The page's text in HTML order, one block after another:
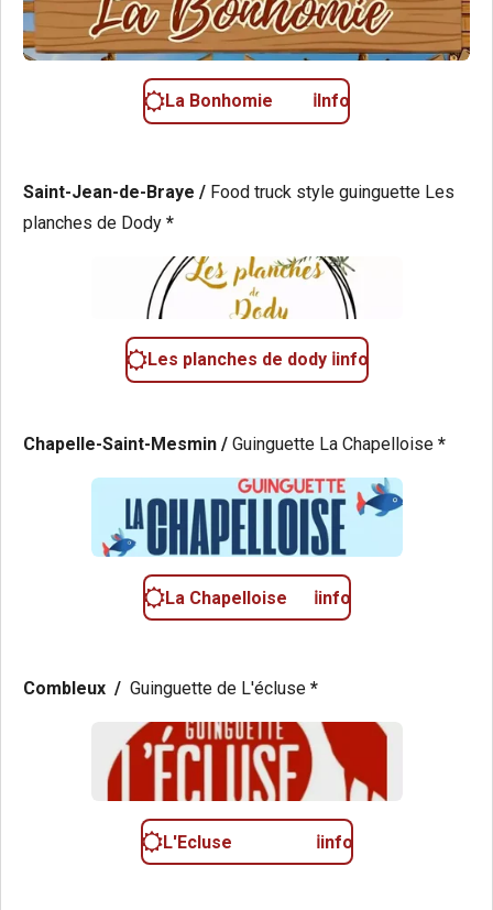
La Bonhomie ℹ️Info
Saint-Jean-de-Braye / Food truck style guinguette Les
planches de Dody *
Les planches de dody ℹ️info
Chapelle-Saint-Mesmin / Guinguette La Chapelloise *
La Chapelloise ℹ️info
Combleux / Guinguette de L'écluse *
L'Ecluse ℹ️info